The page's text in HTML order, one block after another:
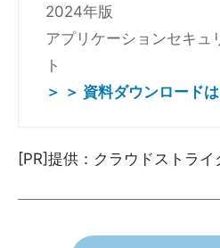
2024年版
アプリケーションセキュ
ト
＞ ＞ 資料ダウンロード
[PR]提供：クラウドストライ